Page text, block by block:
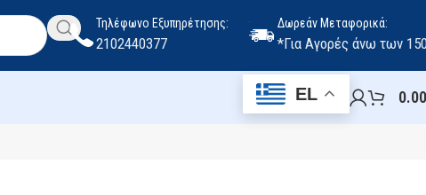
Τηλέφωνο Εξυπηρέτησης:
2102440377
Δωρεάν Μεταφορικά:
*Για Αγορές άνω των
EL 0.00